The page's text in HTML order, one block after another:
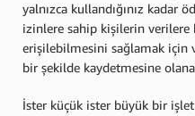
yalnızca kullandığınız kadar
izinlere sahip kişilerin verilere
erişilebilmesini sağlamak için
bir şekilde kaydetmesine
İster küçük ister büyük bir